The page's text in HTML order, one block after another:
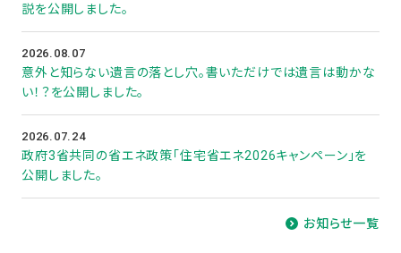
説を公開しました。
2026.08.07
意外と知らない遺言の落とし穴。書いただけでは遺言は動かな
い！？を公開しました。
2026.07.24
政府3省共同の省エネ政策「住宅省エネ2026キャンペーン」を
公開しました。
お知らせ一覧